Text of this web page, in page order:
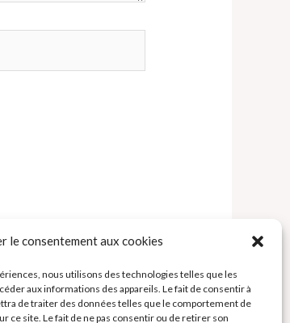
le consentement aux cookies
nous utilisons des technologies telles que les
aux informations des appareils. Le fait de consentir à
de traiter des données telles que le comportement de
ce site. Le fait de ne pas consentir ou de retirer son